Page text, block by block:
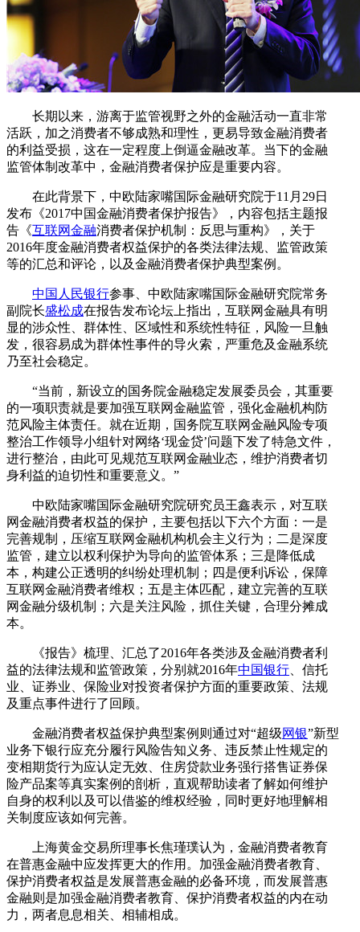
长期以来，游离于监管视野之外的金融活动一直非常
活跃，加之消费者不够成熟和理性，更易导致金融消费者
的利益受损，这在一定程度上倒逼金融改革。当下的金融
监管体制改革中，金融消费者保护应是重要内容。
在此背景下，中欧陆家嘴国际金融研究院于11月29日
发布《2017中国金融消费者保护报告》，内容包括主题报
告《互联网金融消费者保护机制：反思与重构》，关于
2016年度金融消费者权益保护的各类法律法规、监管政策
等的汇总和评论，以及金融消费者保护典型案例。
中国人民银行参事、中欧陆家嘴国际金融研究院常务
副院长盛松成在报告发布论坛上指出，互联网金融具有明
显的涉众性、群体性、区域性和系统性特征，风险一旦触
发，很容易成为群体性事件的导火索，严重危及金融系统
乃至社会稳定。
“当前，新设立的国务院金融稳定发展委员会，其重要
的一项职责就是要加强互联网金融监管，强化金融机构防
范风险主体责任。就在近期，国务院互联网金融风险专项
整治工作领导小组针对网络‘现金贷’问题下发了特急文件，
进行整治，由此可见规范互联网金融业态，维护消费者切
身利益的迫切性和重要意义。”
中欧陆家嘴国际金融研究院研究员王鑫表示，对互联
网金融消费者权益的保护，主要包括以下六个方面：一是
完善规制，压缩互联网金融机构机会主义行为；二是深度
监管，建立以权利保护为导向的监管体系；三是降低成
本，构建公正透明的纠纷处理机制；四是便利诉讼，保障
互联网金融消费者维权；五是主体匹配，建立完善的互联
网金融分级机制；六是关注风险，抓住关键，合理分摊成
本。
《报告》梳理、汇总了2016年各类涉及金融消费者利
益的法律法规和监管政策，分别就2016年中国银行 、信托
业、证券业、保险业对投资者保护方面的重要政策、法规
及重点事件进行了回顾。
金融消费者权益保护典型案例则通过对“超级网银”新型
业务下银行应充分履行风险告知义务、违反禁止性规定的
变相期货行为应认定无效、住房贷款业务强行搭售证券保
险产品案等真实案例的剖析，直观帮助读者了解如何维护
自身的权利以及可以借鉴的维权经验，同时更好地理解相
关制度应该如何完善。
上海黄金交易所理事长焦瑾璞认为，金融消费者教育
在普惠金融中应发挥更大的作用。加强金融消费者教育、
保护消费者权益是发展普惠金融的必备环境，而发展普惠
金融则是加强金融消费者教育、保护消费者权益的内在动
力，两者息息相关、相辅相成。